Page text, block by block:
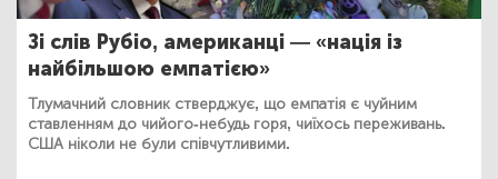
Зі слів Рубіо, американці — «нація із
найбільшою емпатією»
Тлумачний словник стверджує, що емпатія є чуйним
ставленням до чийого-небудь горя, чиїхось переживань.
США ніколи не були співчутливими.